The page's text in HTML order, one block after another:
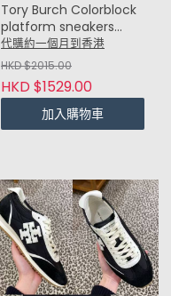
Tory Burch Colorblock
platform sneakers
4cm 厚底波鞋 (白
White)
代購約一個月到香港
HKD $2015.00
HKD $1529.00
加入購物車